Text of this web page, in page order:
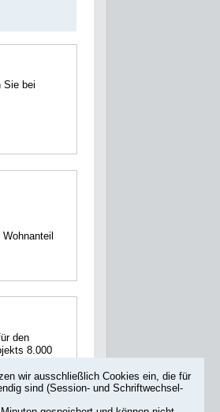
Sie bei
den
8.000
wir ausschließlich Cookies ein, die für
sind (Session- und Schriftwechsel-